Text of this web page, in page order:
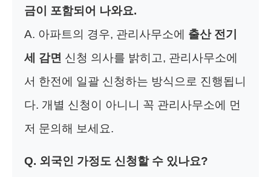
금이 포함되어 나와요.
A. 아파트의 경우, 관리사무소에 출산 전기
세 감면 신청 의사를 밝히고, 관리사무소에
서 한전에 일괄 신청하는 방식으로 진행됩니
다. 개별 신청이 아니니 꼭 관리사무소에 먼
저 문의해 보세요.
Q. 외국인 가정도 신청할 수 있나요?